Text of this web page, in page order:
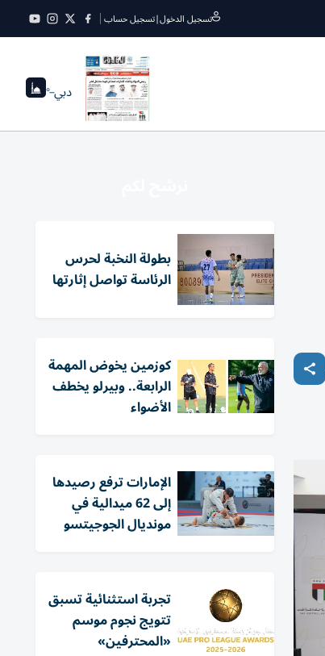
تسجيل الدخول|تسجيل حساب
دبي--°
بطولة النخبة لحرس
الرئاسة تواصل إثارتها
كوزمين يخوض المهمة
الرابعة.. وبيرلو يخطف
الأضواء
الإمارات ترفع رصيدها
إلى 62 ميدالية في
مونديال الجوجيتسو
تجربة استثنائية تسبق
تتويج نجوم موسم
«المحترفين»